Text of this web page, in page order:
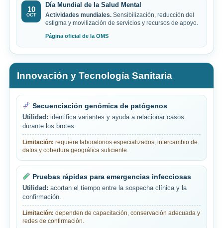
10
OCT
Día Mundial de la Salud Mental
Actividades mundiales. Sensibilización, reducción del
estigma y movilización de servicios y recursos de apoyo.
Página oficial de la OMS
Innovación y Tecnología Sanitaria
Secuenciación genómica de patógenos
Utilidad: identifica variantes y ayuda a relacionar casos
durante los brotes.
Limitación: requiere laboratorios especializados, intercambio de
datos y cobertura geográfica suficiente.
Pruebas rápidas para emergencias infecciosas
Utilidad: acortan el tiempo entre la sospecha clínica y la
confirmación.
Limitación: dependen de capacitación, conservación adecuada y
redes de confirmación.